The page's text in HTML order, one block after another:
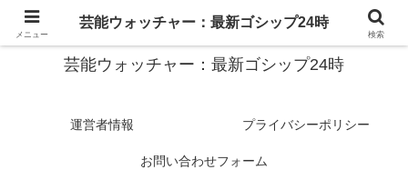
スターたちの裏側を徹底追跡！話題のゴシップがここに集結
芸能ウォッチャー：最新ゴシップ24時
運営者情報 プライバシーポリシー
お問い合わせフォーム
メニュー
芸能ウォッチャー：最新ゴシップ24時
検索